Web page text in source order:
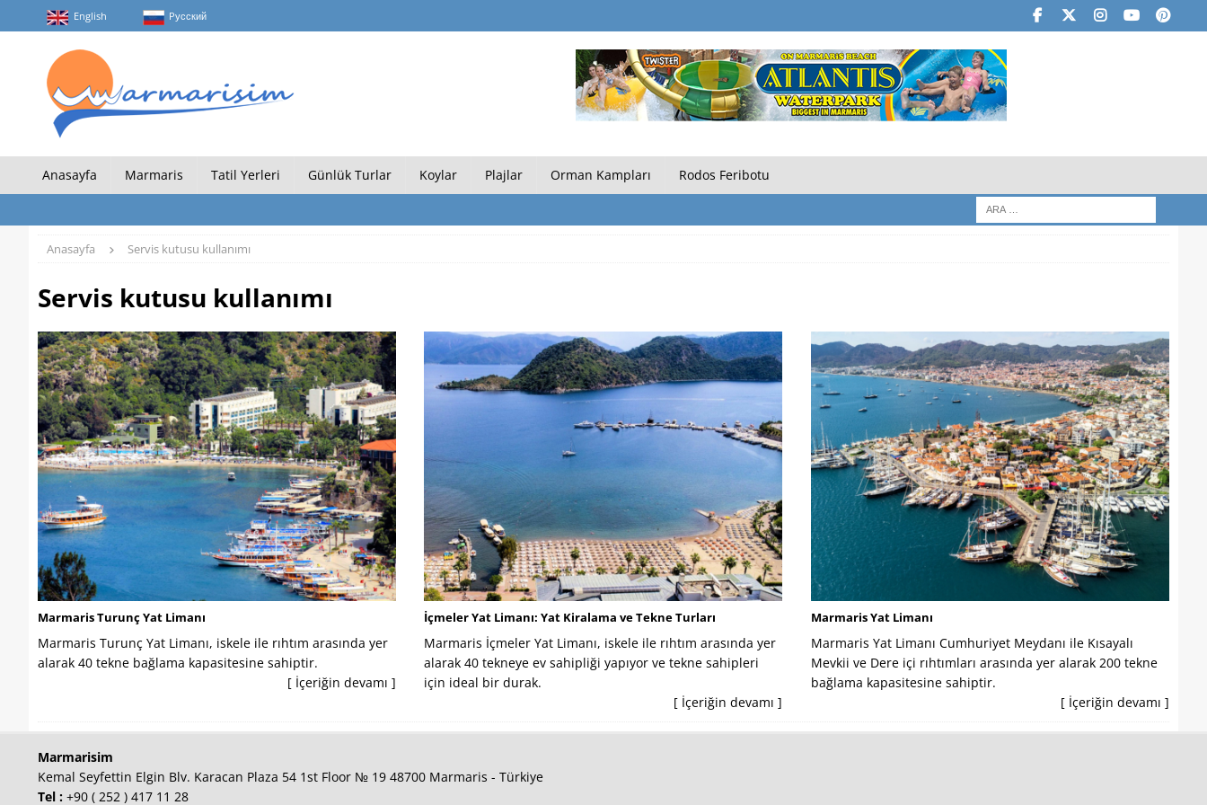
English Pусский
Anasayfa Marmaris Tatil Yerleri Günlük Turlar Koylar Plajlar Orman Kampları Rodos Feribotu
Anasayfa Servis kutusu kullanımı
Servis kutusu kullanımı
Marmaris Turunç Yat Limanı
Marmaris Turunç Yat Limanı, iskele ile rıhtım arasında yer
alarak 40 tekne bağlama kapasitesine sahiptir.
[ İçeriğin devamı ]
İçmeler Yat Limanı: Yat Kiralama ve Tekne Turları
Marmaris İçmeler Yat Limanı, iskele ile rıhtım arasında yer
alarak 40 tekneye ev sahipliği yapıyor ve tekne sahipleri
için ideal bir durak.
[ İçeriğin devamı ]
Marmaris Yat Limanı
Marmaris Yat Limanı Cumhuriyet Meydanı ile Kısayalı
Mevkii ve Dere içi rıhtımları arasında yer alarak 200 tekne
bağlama kapasitesine sahiptir.
[ İçeriğin devamı ]
Marmarisim
Kemal Seyfettin Elgin Blv. Karacan Plaza 54 1st Floor № 19 48700 Marmaris - Türkiye
Tel : +90 ( 252 ) 417 11 28